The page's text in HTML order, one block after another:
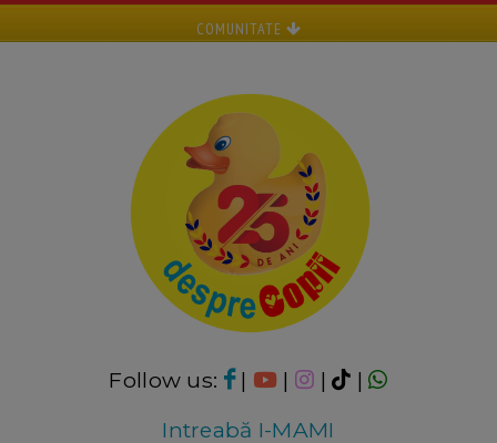
COMUNITATE
Follow us: | | |
|
Intreabă I-MAMI